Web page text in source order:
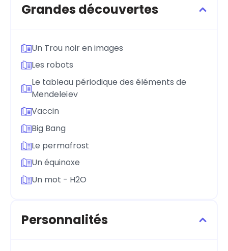
Grandes découvertes
Un Trou noir en images
Les robots
Le tableau périodique des éléments de
Mendeleïev
Vaccin
Big Bang
Le permafrost
Un équinoxe
Un mot - H2O
Personnalités